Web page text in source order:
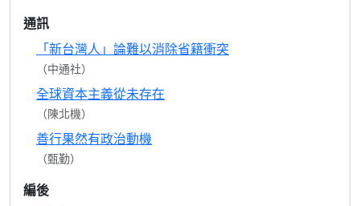
通訊
「新台灣人」論難以消除省籍衝突
（中通社）
全球資本主義從未存在
（陳北機）
善行果然有政治動機
（甄勤）
編後